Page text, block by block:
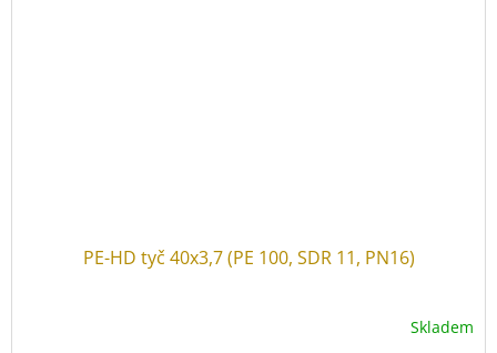
PE-HD tyč 40x3,7 (PE 100, SDR 11, PN16)
Skladem